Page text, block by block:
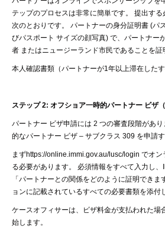
テップのプロセスは非常に簡単です。
提出する
次のとおりです。
パートナーの身分証明書 (パ
びパスポート サイズの顔写真) で、パートナー
者 またはニュージーランド市民であることを証
本人確認書類（パートナーが1年以上滞在した
ステップ2: オフショア一時的パートナー ビザ
パートナー ビザ申請には 2 つの審査段階があり
的なパートナー ビザ – サブクラス 309 を申請
まずhttps://online.immi.gov.au/lusc/login でオン
る必要があります。
必須情報をすべて入力し、
「パートナーとの関係をどのように証明できま
ョンに記載されているすべての必要書類を添付
ケースオフィサーは、ビザ料金が支払われた場
始します。